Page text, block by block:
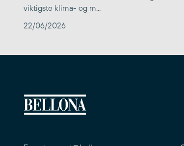
viktigste klima- og m...
22/06/2026